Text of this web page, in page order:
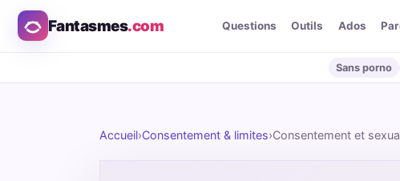
Fantasmes.com Questions Outils Ados
Sans porno
Accueil›Consentement & limites›Consentement et